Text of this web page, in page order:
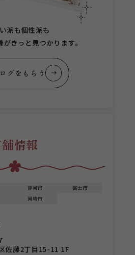
派も個性派も
きっと見つかります。
グをもらう
情報
静岡市
富士市
岡崎市
佐藤2丁目15-11 1F